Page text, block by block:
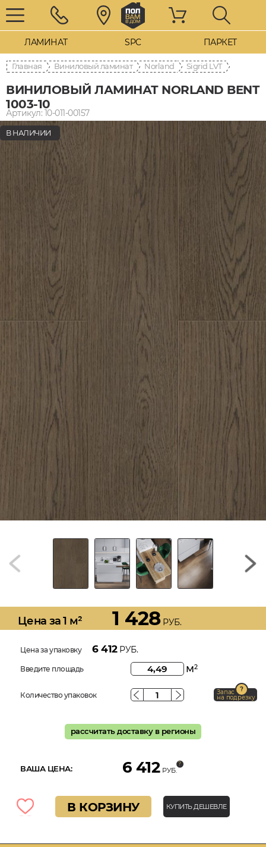
ЛАМИНАТ SPC ПАРКЕТ
Главная Виниловый ламинат Norland Sigrid LVT
ВИНИЛОВЫЙ ЛАМИНАТ NORLAND BENT
1003-10
Артикул: 10-011-00157
В НАЛИЧИИ
Цена за 1 м² 1 428РУБ.
Цена за упаковку 6 412РУБ.
Введите площадь м2
Количество упаковок Запас
на подрезку
рассчитать доставку в регионы
ВАША ЦЕНА: 6 412 РУБ.
В КОРЗИНУ КУПИТЬ ДЕШЕВЛЕ